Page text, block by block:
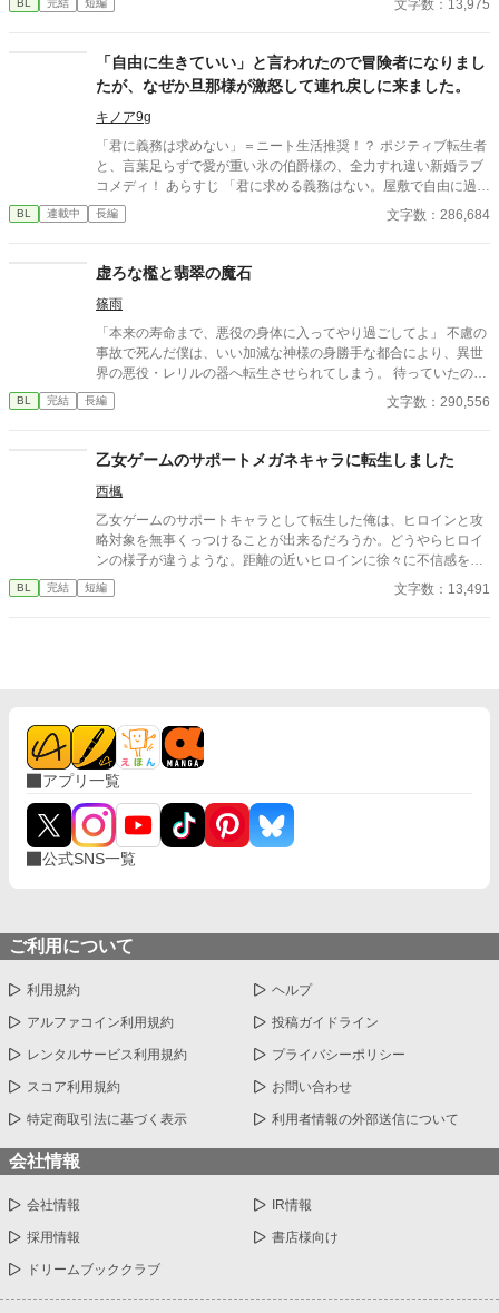
けどそれだけだ。この前、喧嘩をした。それきり彼と話していな
見つけた王子の側には可憐な女の子。彼女が彼に寄り掛かって二
人がキスをしている。 その瞬間、目の前が真っ黒になった。もう
無理だ。俺がスイッチが切れたようにその場に立ち尽くした、そ
の時だった。前にいる彼から聞いたこともない怒声が俺の耳に届
いたのは。 ⚪︎佐藤玲央……微笑みの王子と呼ばれ、常に笑顔を絶
やさない。物腰柔らかな姿勢に男女問わずモテる ⚪︎中田真……両
親の転勤で引っ越してきた転校生。平凡な容姿で口が悪いがクラ
スに馴染めず誰とも話さないので王子しか知らないし、これから
も多分バレない ※全四話、予約投稿済み。 本編に攻めの名前が出
まだ悩み中
BL 完結 短編 文字数：13,975
「自由に生きていい」と言われたので冒険者になりまし
たが、なぜか旦那様が激怒して連れ戻しに来ました。
キノア9g
「君に義務は求めない」＝ニート生活推奨！？ ポジティブ転生者
と、言葉足らずで愛が重い氷の伯爵様の、全力すれ違い新婚ラブ
コメディ！ あらすじ 「君に求める義務はない。屋敷で自由に過ご
していい」 貧乏男爵家の次男・ルシアン（前世は男子高校生）
は、政略結婚した若き天才当主・オルドリンからそう告げられ
ラッキー、衣食住保証付きのニート生活だ！」とポジティブに解
釈したルシアン。 彼はこっそり屋敷を抜け出し、偽名を使って憧
れの冒険者ライフを満喫し始める。 「旦那様は俺に無関心」 そう
信じて、半年間ものんきに遊び回っていたルシアンだったが、あ
る日クエスト中に怪我をしてしまう。 バレたら怒られるかな……
とビクビクしていた彼の元に現れたのは、顔面蒼白で息を切らし
った……！」 怒鳴られるかと思いきや、折れるほど強く抱きしめ
ぎて「嫌われないように」と身を引いていただけの、超・奥手な
心配性スパダリだった！ 「君を守れるなら、森ごと消し飛ばす
のんきな妻（夫）×国宝級魔法使いの激重旦那様。 すれ違ってい
た二人が、甘々な「週末冒険者夫婦」になるまでの、勘違いと溺
愛のハッピーエンドBL。
BL 連載中 長編 文字数：286,684
虚ろな檻と翡翠の魔石
篠雨
「本来の寿命まで、悪役の身体に入ってやり過ごしてよ」 不慮の
事故で死んだ僕は、いい加減な神様の身勝手な都合により、異世
界の悪役・レリルの器へ転生させられてしまう。 待っていたの
は、一生を塔で過ごし、魔力を搾取され続ける孤独な日々。だ
が、僕を管理する強面の辺境伯・ヨハンが運んでくる薪や食事、
く。 しかし、穏やかな時間は長くは続かない。魔力を捧げるたび
に脳内に流れ込む本物のレリルの記憶と領地を襲う未曾有の魔物
の群れ。 「僕が、この場所と彼を守る方法はこれしかない」 記憶
に翻弄され頭は混乱する中、魔石化するという残酷な決断を下そ
うとするが――。
BL 完結 長編 文字数：290,556
乙女ゲームのサポートメガネキャラに転生しました
西楓
乙女ゲームのサポートキャラとして転生した俺は、ヒロインと攻
略対象を無事くっつけることが出来るだろうか。どうやらヒロイ
ンの様子が違うような。距離の近いヒロインに徐々に不信感を抱
く攻略対象。何故か攻略対象が接近してきて… ほのほのです。 ※
有難いことに別サイトでその後の話をご希望されました（嬉しい
BL 完結 短編 文字数：13,491
アプリ一覧
公式SNS一覧
ご利用について
利用規約 ヘルプ
アルファコイン利用規約 投稿ガイドライン
レンタルサービス利用規約 プライバシーポリシー
スコア利用規約 お問い合わせ
特定商取引法に基づく表示 利用者情報の外部送信について
会社情報
会社情報 IR情報
採用情報 書店様向け
ドリームブッククラブ